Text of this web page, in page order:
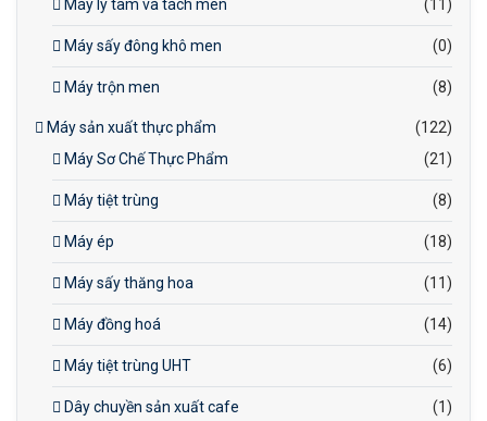
Máy ly tâm và tách men (11)
Máy sấy đông khô men (0)
Máy trộn men (8)
Máy sản xuất thực phẩm
(122)
Máy Sơ Chế Thực Phẩm
(21)
Máy tiệt trùng (8)
Máy ép (18)
Máy sấy thăng hoa (11)
Máy đồng hoá (14)
Máy tiệt trùng UHT (6)
Dây chuyền sản xuất cafe (1)